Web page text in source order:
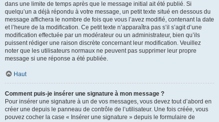
dans une limite de temps après que le message initial ait été publié. Si
quelqu’un a déjà répondu à votre message, un petit texte situé en dessous du
message affichera le nombre de fois que vous l’avez modifié, contenant la date
et l’heure de la modification. Ce petit texte n’apparaîtra pas s’il s’agit d’une
modification effectuée par un modérateur ou un administrateur, bien qu’ils
puissent rédiger une raison discrète concernant leur modification. Veuillez
noter que les utilisateurs normaux ne peuvent pas supprimer leur propre
message si une réponse a été publiée.
Haut
Comment puis-je insérer une signature à mon message ?
Pour insérer une signature à un de vos messages, vous devez tout d’abord en
créer une depuis le panneau de contrôle de l’utilisateur. Une fois créée, vous
pouvez cocher la case « Insérer une signature » depuis le formulaire de